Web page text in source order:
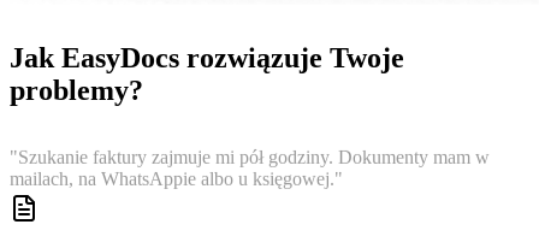
Jak EasyDocs rozwiązuje Twoje
problemy?
mailach, na WhatsAppie albo u księgowej. "